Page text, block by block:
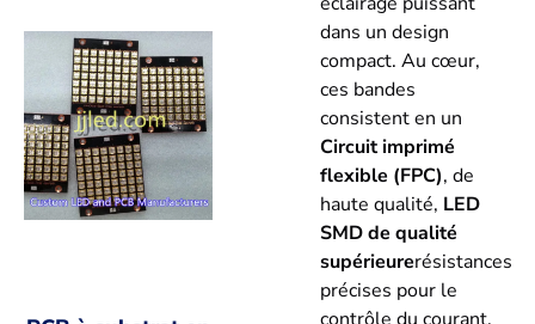
dans un design
compact. Au cœur,
ces bandes
consistent en un
Circuit imprimé
flexible (FPC), de
haute qualité, LED
SMD de qualité
supérieurerésistances
précises pour le